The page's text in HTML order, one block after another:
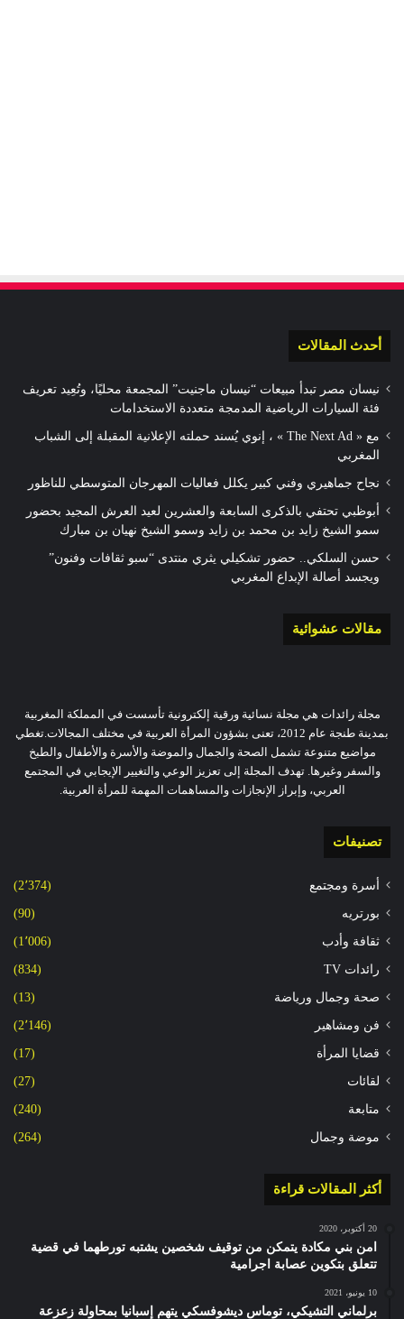
أحدث المقالات
نيسان مصر تبدأ مبيعات “نيسان ماجنيت” المجمعة محليًا، وتُعِيد تعريف
فئة السيارات الرياضية المدمجة متعددة الاستخدامات
مع « The Next Ad » ، إنوي يُسند حملته الإعلانية المقبلة إلى الشباب
المغربي
نجاح جماهيري وفني كبير يكلل فعاليات المهرجان المتوسطي للناظور
أبوظبي تحتفي بالذكرى السابعة والعشرين لعيد العرش المجيد بحضور
سمو الشيخ زايد بن محمد بن زايد وسمو الشيخ نهيان بن مبارك
حسن السلكي.. حضور تشكيلي يثري منتدى “سبو ثقافات وفنون”
ويجسد أصالة الإبداع المغربي
مقالات عشوائية
مجلة رائدات هي مجلة نسائية ورقية إلكترونية تأسست في المملكة المغربية
بمدينة طنجة عام 2012، تعنى بشؤون المرأة العربية في مختلف المجالات.تغطي
مواضيع متنوعة تشمل الصحة والجمال والموضة والأسرة والأطفال والطبخ
والسفر وغيرها. تهدف المجلة إلى تعزيز الوعي والتغيير الإيجابي في المجتمع
العربي، وإبراز الإنجازات والمساهمات المهمة للمرأة العربية.
تصنيفات
أسرة ومجتمع (2٬374)
بورتريه (90)
ثقافة وأدب (1٬006)
رائدات TV (834)
صحة وجمال ورياضة (13)
فن ومشاهير (2٬146)
قضايا المرأة (17)
لقائات (27)
متابعة (240)
موضة وجمال (264)
أكثر المقالات قراءة
20 أكتوبر، 2020
امن بني مكادة يتمكن من توقيف شخصين يشتبه تورطهما في قضية
تتعلق بتكوين عصابة اجرامية
10 يونيو، 2021
برلماني التشيكي، توماس ديشوفسكي يتهم إسبانيا بمحاولة زعزعة